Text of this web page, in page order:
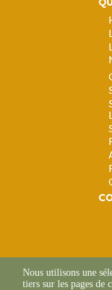
Nous utilisons une
tiers sur les pages de